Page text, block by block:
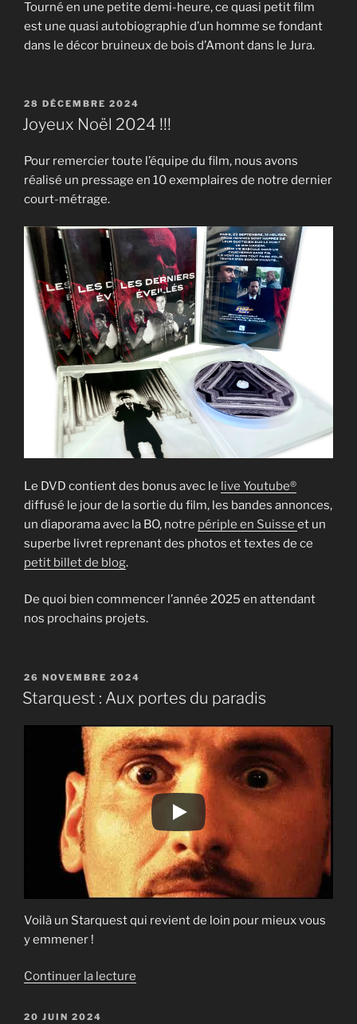
Tourné en une petite demi-heure, ce quasi petit film
est une quasi autobiographie d’un homme se fondant
dans le décor bruineux de bois d’Amont dans le Jura.
PUBLIÉ
LE
28 DÉCEMBRE 2024
Joyeux Noël 2024 !!!
Pour remercier toute l’équipe du film, nous avons
réalisé un pressage en 10 exemplaires de notre dernier
court-métrage.
Le DVD contient des bonus avec le live Youtube®
diffusé le jour de la sortie du film, les bandes annonces,
un diaporama avec la BO, notre périple en Suisse et un
superbe livret reprenant des photos et textes de ce
petit billet de blog.
De quoi bien commencer l’année 2025 en attendant
nos prochains projets.
PUBLIÉ
LE
26 NOVEMBRE 2024
Starquest : Aux portes du paradis
Voilà un Starquest qui revient de loin pour mieux vous
y emmener !
Continuer la lecture
PUBLIÉ
20 JUIN 2024